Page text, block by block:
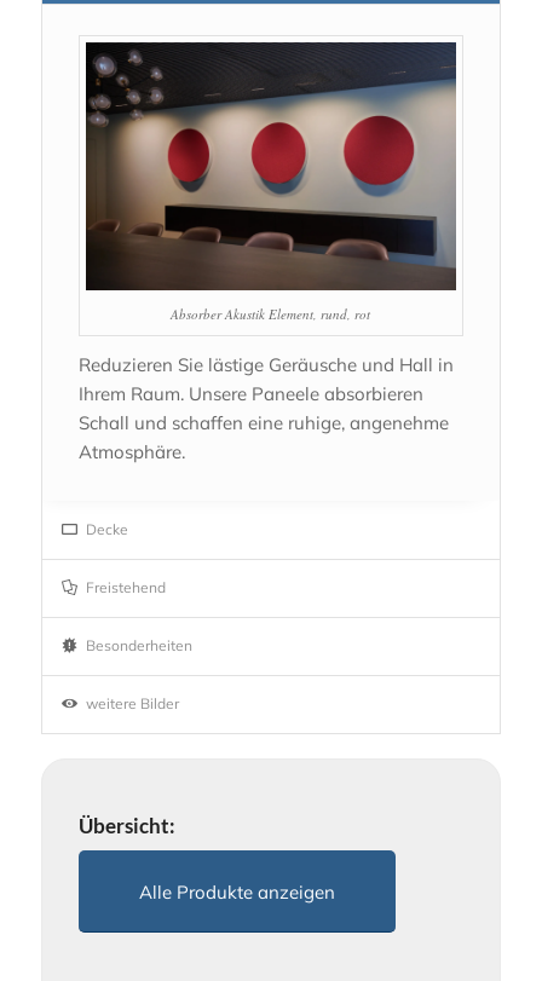
Absorber Akustik Element, rund, rot
Reduzieren Sie lästige Geräusche und Hall in
Ihrem Raum. Unsere Paneele absorbieren
Schall und schaffen eine ruhige, angenehme
Atmosphäre.
Decke
Freistehend
Besonderheiten
weitere Bilder
Übersicht:
Alle Produkte anzeigen